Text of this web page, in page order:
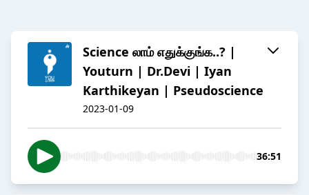
Science லாம் எதுக்குங்க..? |
Youturn | Dr.Devi | Iyan
Karthikeyan | Pseudoscience
2023-01-09
36:51